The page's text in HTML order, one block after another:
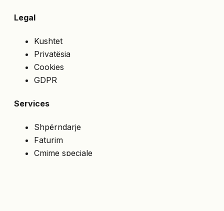
Legal
Kushtet
Privatësia
Cookies
GDPR
Services
Shpërndarje
Faturim
Çmime speciale